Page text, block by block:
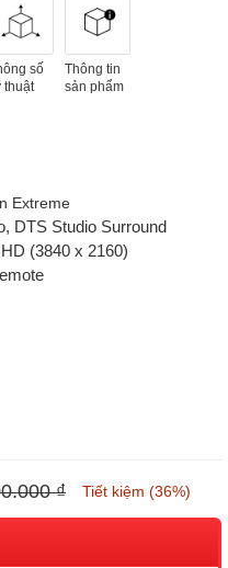
số
thuật
Thông tin
sản phẩm
Extreme
DTS Studio Surround
(3840 x 2160)
₫ Tiết kiệm (36%)